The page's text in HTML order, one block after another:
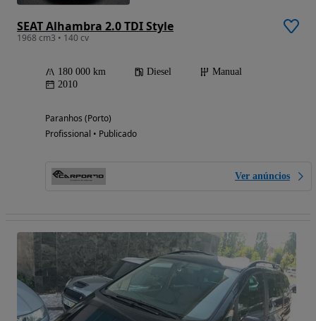
SEAT Alhambra 2.0 TDI Style
1968 cm3 • 140 cv
180 000 km Diesel
Manual
2010
Paranhos (Porto)
Profissional • Publicado
Ver anúncios